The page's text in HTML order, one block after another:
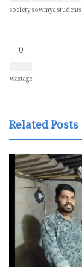
societysowmyastudents
0
wastage
Related Posts